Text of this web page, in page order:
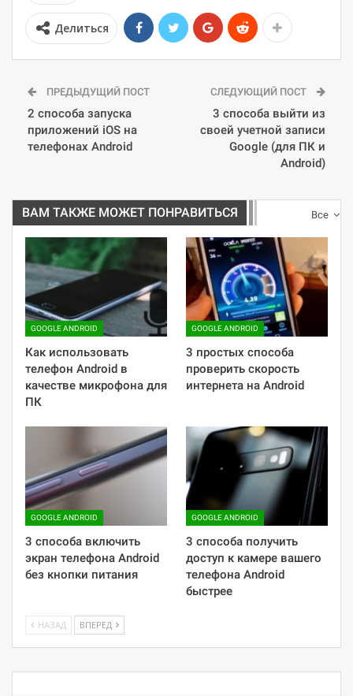
Делиться
ПРЕДЫДУЩИЙ ПОСТ
2 способа запуска
приложений iOS на
телефонах Android
СЛЕДУЮЩИЙ ПОСТ
3 способа выйти из
своей учетной записи
Google (для ПК и
Android)
Все
ВАМ ТАКЖЕ МОЖЕТ ПОНРАВИТЬСЯ
GOOGLE ANDROID
Как использовать
телефон Android в
качестве микрофона для
ПК
GOOGLE ANDROID
3 простых способа
проверить скорость
интернета на Android
GOOGLE ANDROID
3 способа включить
экран телефона Android
без кнопки питания
GOOGLE ANDROID
3 способа получить
доступ к камере вашего
телефона Android
быстрее
НАЗАД ВПЕРЕД